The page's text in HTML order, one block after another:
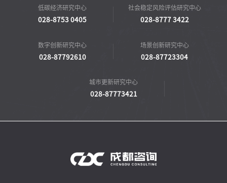
低碳经济研究中心
028-8753 0405
社会稳定风险评估研究中心
028-8777 3422
数字创新研究中心
028-87792610
场景创新研究中心
028-87723304
城市更新研究中心
028-87773421